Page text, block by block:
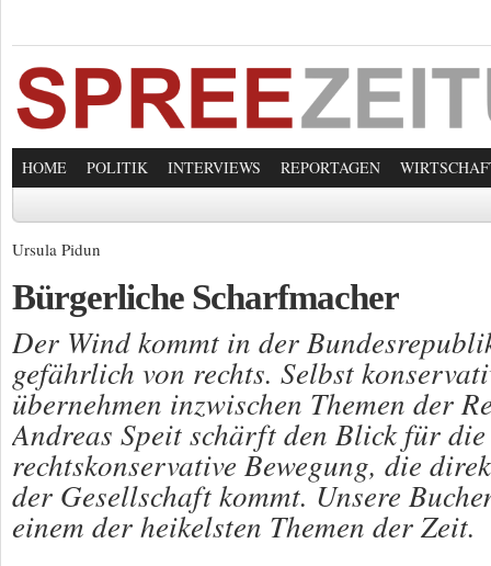
HOME POLITIK INTERVIEWS REPORTAGEN
Ursula Pidun
Bürgerliche Scharfmacher
Der Wind kommt in der
gefährlich von rechts. Selbst
übernehmen inzwischen Themen der
Andreas Speit schärft den Blick für die
rechtskonservative Bewegung, die
der Gesellschaft kommt. Unsere
einem der heikelsten Themen der Zeit.